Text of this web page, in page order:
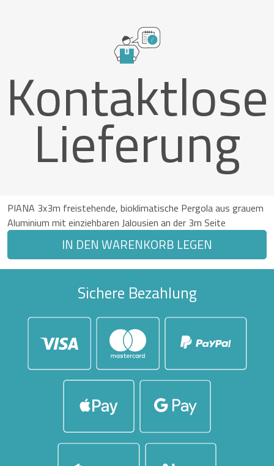
Kontaktlose
Lieferung
PIANA 3x3m freistehende, bioklimatische Pergola aus grauem
Aluminium mit einziehbaren Jalousien an der 3m Seite
IN DEN WARENKORB LEGEN
Sichere Bezahlung